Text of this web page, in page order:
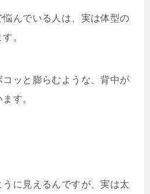
んでいる人は、実は体型の
。
ッと膨らむような、背中が
す。
に見えるんですが、実は太